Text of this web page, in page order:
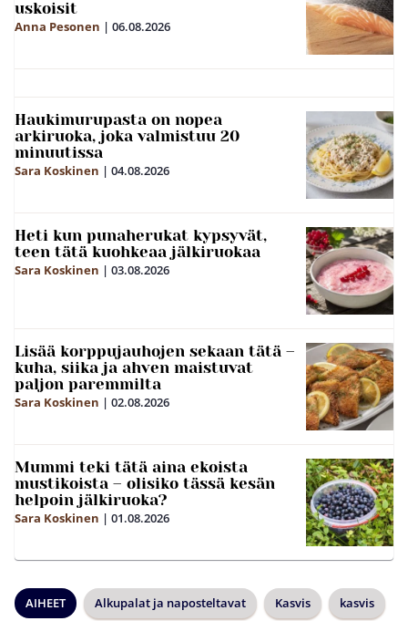
uskoisit
Anna Pesonen | 06.08.2026
Haukimurupasta on nopea
arkiruoka, joka valmistuu 20
minuutissa
Sara Koskinen | 04.08.2026
Heti kun punaherukat kypsyvät,
teen tätä kuohkeaa jälkiruokaa
Sara Koskinen | 03.08.2026
Lisää korppujauhojen sekaan tätä –
kuha, siika ja ahven maistuvat
paljon paremmilta
Sara Koskinen | 02.08.2026
Mummi teki tätä aina ekoista
mustikoista – olisiko tässä kesän
helpoin jälkiruoka?
Sara Koskinen | 01.08.2026
AIHEET Alkupalat ja naposteltavat Kasvis kasvis